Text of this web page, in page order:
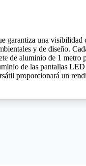
garantiza una visibilidad
y de diseño.
de aluminio de 1 metro
de las pantallas
proporcionará un